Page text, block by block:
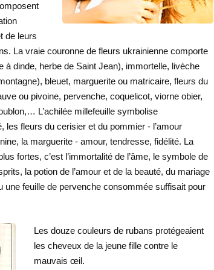
de leurs
La vraie couronne de fleurs ukrainienne comporte
à dinde, herbe de Saint Jean), immortelle, livèche
bleuet, marguerite ou matricaire, fleurs du
ou pivoine, pervenche, coquelicot, viorne obier,
L’achilée millefeuille symbolise
les fleurs du cerisier et du pommier - l’amour
la marguerite - amour, tendresse, fidélité. La
fortes, c’est l’immortalité de l’âme, le symbole de
la potion de l’amour et de la beauté, du mariage
une feuille de pervenche consommée suffisait pour
Les douze couleurs de rubans protégeaient
les cheveux de la jeune fille contre le
mauvais œil.